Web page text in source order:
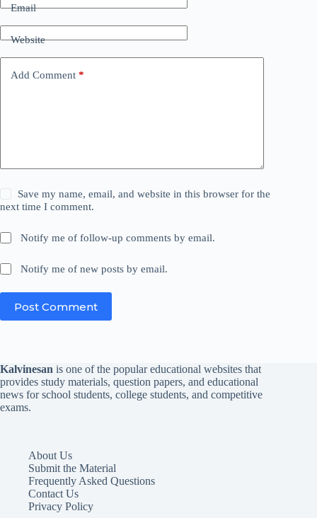
Email
Website
Add Comment *
Save my name, email, and website in this browser for the
next time I comment.
Notify me of follow-up comments by email.
Notify me of new posts by email.
Post Comment
Kalvinesan is one of the popular educational websites that
provides study materials, question papers, and educational
news for school students, college students, and competitive
exams.
About Us
Submit the Material
Frequently Asked Questions
Contact Us
Privacy Policy